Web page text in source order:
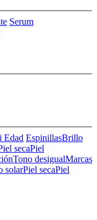
Serum
Edad EspinillasBrillo
secaPiel
Tono desigualMarcas
solarPiel secaPiel